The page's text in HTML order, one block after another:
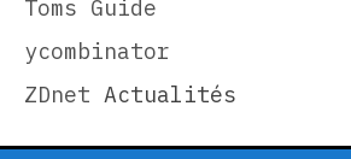
Toms Guide
ycombinator
ZDnet Actualités